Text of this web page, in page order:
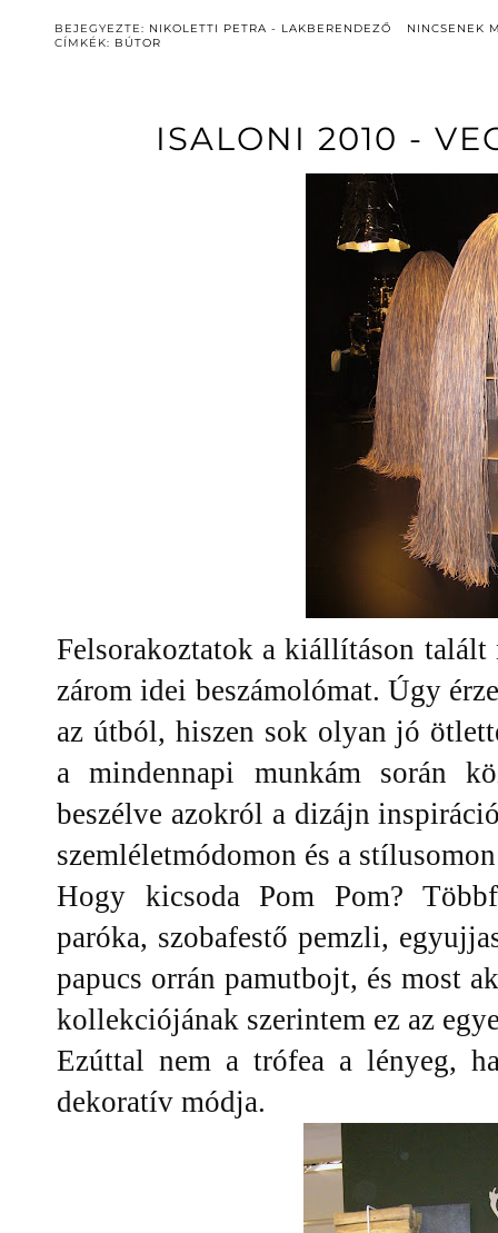
BEJEGYEZTE: NIKOLETTI PETRA - LAKBERENDEZŐ
NINCSENEK
CÍMKÉK: BÚTOR
ISALONI 2010 -
Felsorakoztatok a kiállításon talált
zárom idei beszámolómat. Úgy
az útból, hiszen sok olyan jó
a mindennapi munkám során
beszélve azokról a dizájn
szemléletmódomon és a
Hogy kicsoda Pom Pom?
paróka, szobafestő pemzli,
papucs orrán pamutbojt, és most
kollekciójának szerintem ez az
Ezúttal nem a trófea a lényeg,
dekoratív módja.